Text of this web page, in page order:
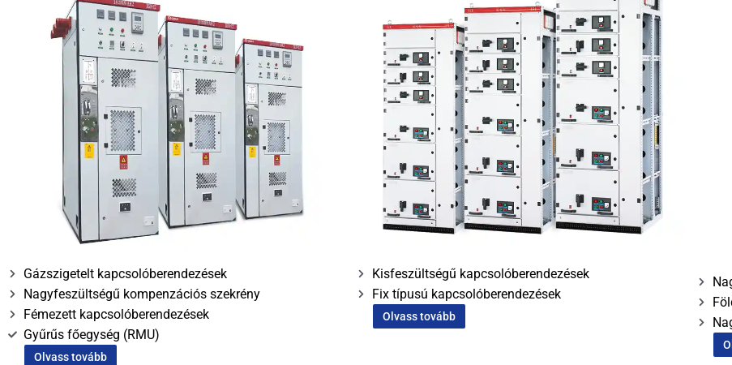
Gázszigetelt kapcsolóberendezések
Nagyfeszültségű kompenzációs szekrény
Fémezett kapcsolóberendezések
Gyűrűs főegység (RMU)
Olvass tovább
Kisfeszültségű kapcsolóberendezések
Fix típusú kapcsolóberendezések
Olvass tovább